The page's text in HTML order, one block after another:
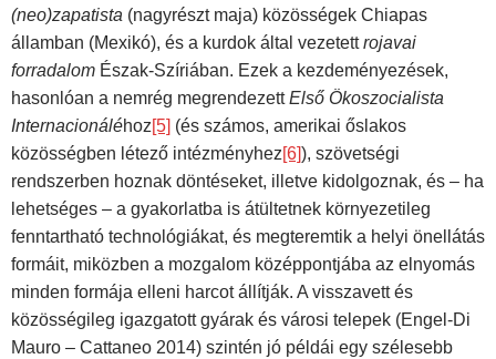
(neo)zapatista (nagyrészt maja) közösségek Chiapas
államban (Mexikó), és a kurdok által vezetettrojavai
forradalom Észak-Szíriában. Ezek a kezdeményezések,
hasonlóan a nemrég megrendezettElső Ökoszocialista
Internacionáléhoz[5] (és számos, amerikai őslakos
közösségben létező intézményhez[6]), szövetségi
rendszerben hoznak döntéseket, illetve kidolgoznak, és – ha
lehetséges – a gyakorlatba is átültetnek környezetileg
fenntartható technológiákat, és megteremtik a helyi önellátás
formáit, miközben a mozgalom középpontjába az elnyomás
minden formája elleni harcot állítják. A visszavett és
közösségileg igazgatott gyárak és városi telepek (Engel-Di
Mauro – Cattaneo 2014) szintén jó példái egy szélesebb